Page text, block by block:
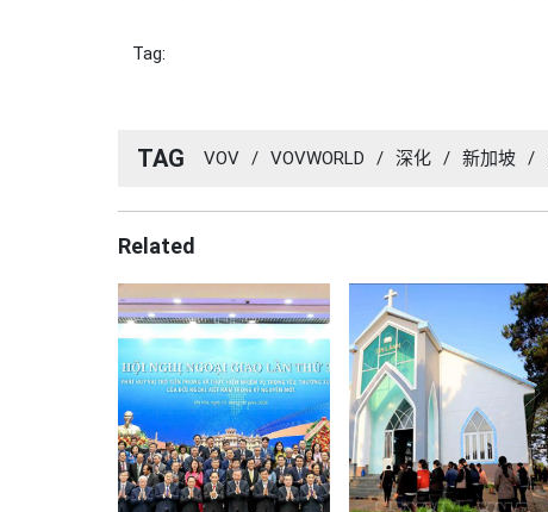
Tag:
TAG VOV / VOVWORLD / 深化 / 新加坡 /
Related